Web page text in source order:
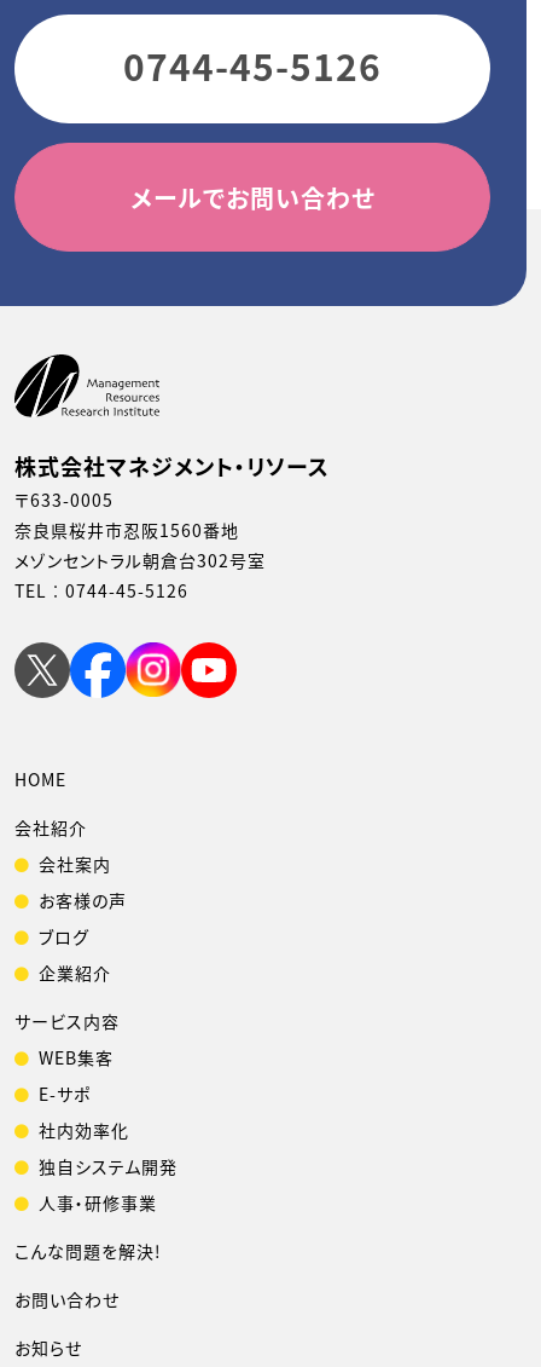
0744-45-5126
メールでお問い合わせ
株式会社マネジメント・リソース
〒633-0005
奈良県桜井市忍阪1560番地
メゾンセントラル朝倉台302号室
TEL︰ 0744-45-5126
HOME
会社紹介
会社案内
お客様の声
ブログ
企業紹介
サービス内容
WEB集客
E-サポ
社内効率化
独自システム開発
人事・研修事業
こんな問題を解決!
お問い合わせ
お知らせ